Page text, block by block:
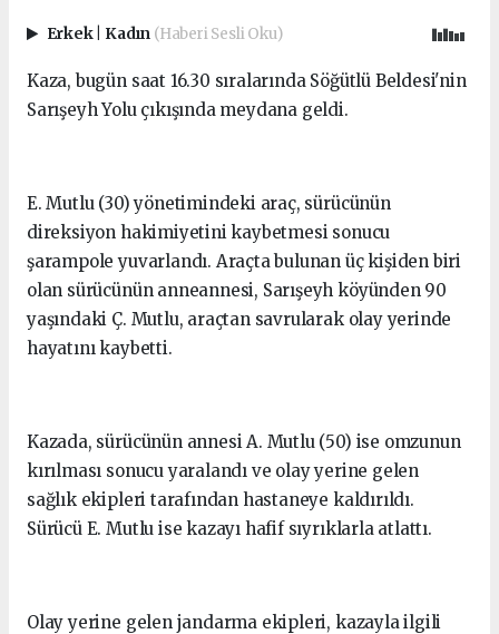
Erkek Kadın (Haberi Sesli Oku)
Kaza, bugün saat 16.30 sıralarında Söğütlü Beldesi'nin
Sarışeyh Yolu çıkışında meydana geldi.
E. Mutlu (30) yönetimindeki araç, sürücünün
direksiyon hakimiyetini kaybetmesi sonucu
şarampole yuvarlandı. Araçta bulunan üç kişiden biri
olan sürücünün anneannesi, Sarışeyh köyünden 90
yaşındaki Ç. Mutlu, araçtan savrularak olay yerinde
hayatını kaybetti.
Kazada, sürücünün annesi A. Mutlu (50) ise omzunun
kırılması sonucu yaralandı ve olay yerine gelen
sağlık ekipleri tarafından hastaneye kaldırıldı.
Sürücü E. Mutlu ise kazayı hafif sıyrıklarla atlattı.
Olay yerine gelen jandarma ekipleri, kazayla ilgili